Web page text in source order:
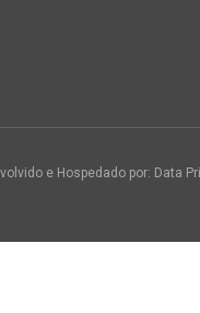
e Hospedado por: Data